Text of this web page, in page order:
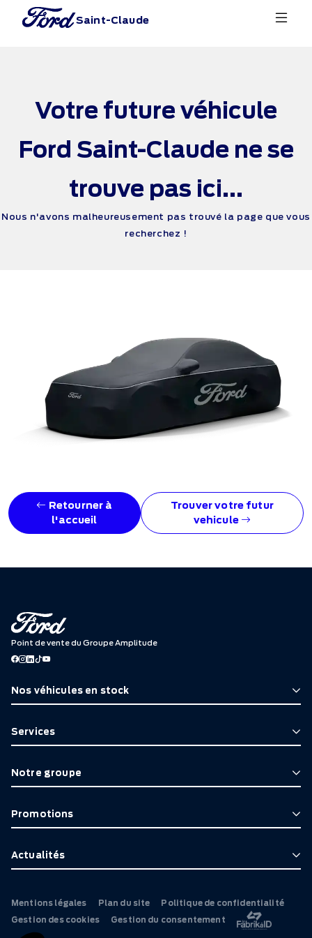
Saint-Claude
Votre future véhicule
Ford Saint-Claude ne se
trouve pas ici...
Nous n'avons malheureusement pas trouvé la page que vous
recherchez !
Retourner à
l'accueil
Trouver votre futur
vehicule
Point de vente du Groupe Amplitude
Nos véhicules en stock
Services
Notre groupe
Promotions
Actualités
Mentions légales Plan du site
Politique de confidentialité
Gestion des cookies
Gestion du consentement